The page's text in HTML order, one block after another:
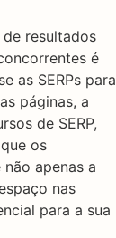
resultados
é
as SERPs para
páginas, a
de SERP,
os
apenas a
nas
para a sua